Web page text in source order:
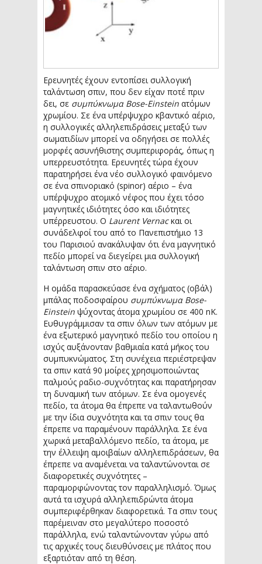
Ερευνητές έχουν εντοπίσει συλλογική
ταλάντωση σπιν, που δεν είχαν ποτέ πριν
δει, σε συμπύκνωμα Bose-Einstein ατόμων
χρωμίου. Σε ένα υπέρψυχρο κβαντικό αέριο,
η συλλογικές αλληλεπιδράσεις μεταξύ των
σωματιδίων μπορεί να οδηγήσει σε πολλές
μορφές ασυνήθιστης συμπεριφοράς, όπως η
υπερρευστότητα. Ερευνητές τώρα έχουν
παρατηρήσει ένα νέο συλλογικό φαινόμενο
σε ένα σπινοριακό (spinor) αέριο – ένα
υπέρψυχρο ατομικό νέφος που έχει τόσο
μαγνητικές ιδιότητες όσο και ιδιότητες
υπέρρευστου. Ο Laurent Vernacκαι οι
συνάδελφοί του από το Πανεπιστήμιο 13
του Παρισιού ανακάλυψαν ότι ένα μαγνητικό
πεδίο μπορεί να διεγείρει μια συλλογική
ταλάντωση σπιν στο αέριο.
Η ομάδα παρασκεύασε ένα σχήματος (οβάλ)
μπάλας ποδοσφαίρου συμπύκνωμα Bose-
Einstein ψύχοντας άτομα χρωμίου σε 400 nK.
Ευθυγράμμισαν τα σπιν όλων των ατόμων με
ένα εξωτερικό μαγνητικό πεδίο του οποίου η
ισχύς αυξάνονταν βαθμιαία κατά μήκος του
συμπυκνώματος. Στη συνέχεια περιέστρεψαν
τα σπιν κατά 90 μοίρες χρησιμοποιώντας
παλμούς ραδιο-συχνότητας και παρατήρησαν
τη δυναμική των ατόμων. Σε ένα ομογενές
πεδίο, τα άτομα θα έπρεπε να ταλαντωθούν
με την ίδια συχνότητα και τα σπιν τους θα
έπρεπε να παραμένουν παράλληλα. Σε ένα
χωρικά μεταβαλλόμενο πεδίο, τα άτομα, με
την έλλειψη αμοιβαίων αλληλεπιδράσεων, θα
έπρεπε να αναμένεται να ταλαντώνονται σε
διαφορετικές συχνότητες –
παραμορφώνοντας τον παραλληλισμό. Όμως
αυτά τα ισχυρά αλληλεπιδρώντα άτομα
συμπεριφέρθηκαν διαφορετικά. Τα σπιν τους
παρέμειναν στο μεγαλύτερο ποσοστό
παράλληλα, ενώ ταλαντώνονταν γύρω από
τις αρχικές τους διευθύνσεις με πλάτος που
εξαρτιόταν από τη θέση.